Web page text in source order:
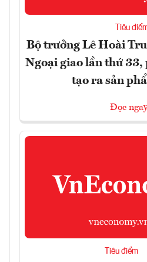
Tiêu
Bộ trưởng Lê Hoài
Ngoại giao lần thứ
tạo ra sản
Đọc
Tiêu điểm